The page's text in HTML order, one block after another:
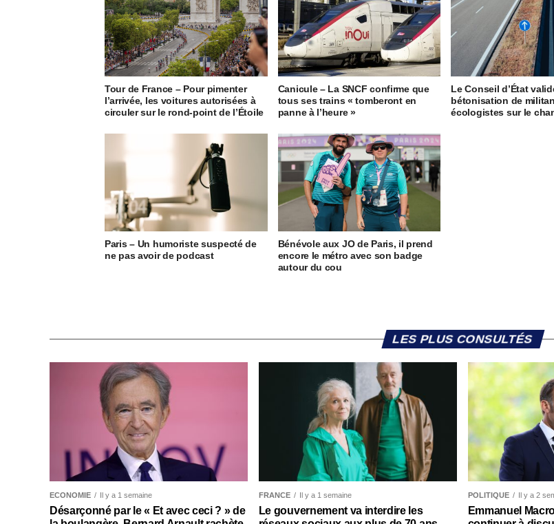
Tour de France – Pour pimenter
l’arrivée, les voitures autorisées à
circuler sur le rond-point de l’Étoile
Canicule – La SNCF confirme que
tous ses trains « tomberont en
panne à l’heure »
Le Conseil d’État
bétonisation de
écologistes sur le
Paris – Un humoriste suspecté de
ne pas avoir de podcast
Bénévole aux JO de Paris, il prend
encore le métro avec son badge
autour du cou
LES PLUS CONSULTÉS
ECONOMIE Il y a 1 semaine
Désarçonné par le « Et avec ceci ? » de
FRANCE Il y a 1 semaine
Le gouvernement va interdire les
POLITIQUE Il y a 2
Emmanuel